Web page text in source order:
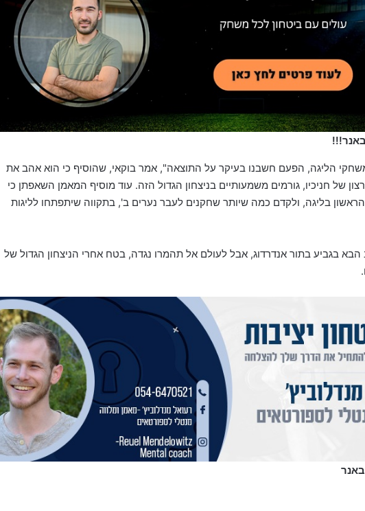
הליגה, הפעם חשבנו בעיקר על התוצאה", אמר בוקאי, שהוסיף כי הוא אהב את
של חניכיו, גורמים משמעותיים בניצחון הגדול הזה. עוד מוסיף המאמן השאפתן כי
בליגה, ולקדם כמה שיותר שחקנים לעבר נערים ב', בתקווה שיתפתחו לליגות
בגביע בתור אנדרדוג, אבל לעולם אל תהמרו נגדה, בטח אחרי הניצחון הגדול של